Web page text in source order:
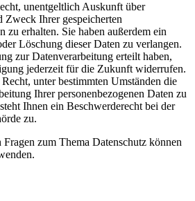
unentgeltlich Auskunft über
Ihrer gespeicherten
zu erhalten. Sie haben außerdem ein
Löschung dieser Daten zu verlangen.
zur Datenverarbeitung erteilt haben,
jederzeit für die Zukunft widerrufen.
unter bestimmten Umständen die
Ihrer personenbezogenen Daten zu
Ihnen ein Beschwerderecht bei der
zu.
zum Thema Datenschutz können